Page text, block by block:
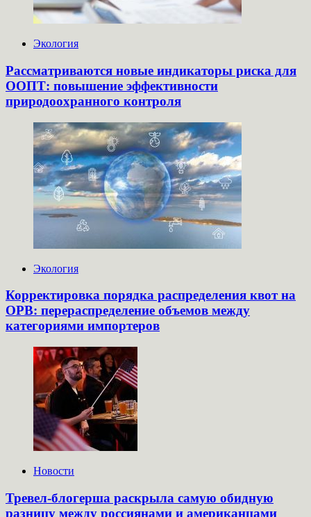
Экология
Рассматриваются новые индикаторы риска для
ООПТ: повышение эффективности
природоохранного контроля
Экология
Корректировка порядка распределения квот на
ОРВ: перераспределение объемов между
категориями импортеров
Новости
Тревел-блогерша раскрыла самую обидную
разницу между россиянами и американцами